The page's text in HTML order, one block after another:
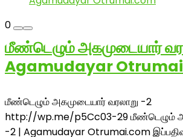
0
மீண்டெழும் அகமுடையார்
Agamudayar
மீண்டெழும் அகமுடையார் வரலாறு -2
http://wp.me/p5Cc03-29 மீண்டெழும்
-2 | Agamudayar Otrumai.com